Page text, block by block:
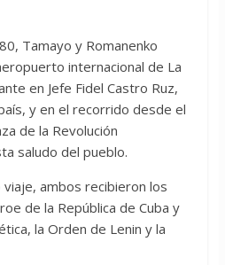
Tamayo y Romanenko
internacional de La
en Jefe Fidel Castro Ruz,
y en el recorrido desde el
de la Revolución
saludo del pueblo.
ambos recibieron los
de la República de Cuba y
la Orden de Lenin y la